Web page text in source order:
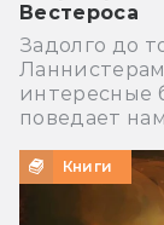
Вестероса
Задолго до
интересные
поведает
Книги